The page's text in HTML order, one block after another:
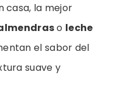
casa, la mejor
o leche
el sabor del
suave y